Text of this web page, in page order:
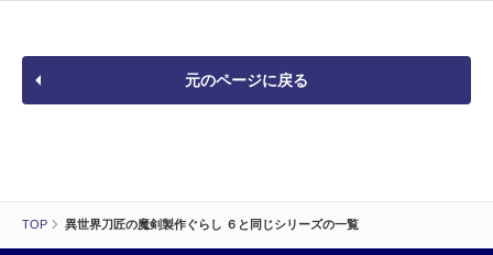
TOP 異世界刀匠の魔剣製作ぐらし ６と同じシリーズの一覧
元のページに戻る